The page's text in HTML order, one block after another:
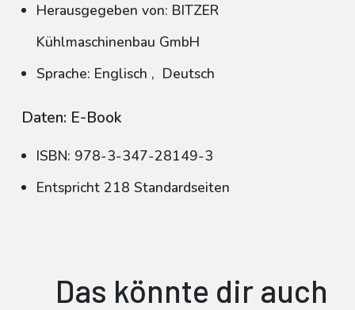
Herausgegeben von: BITZER
Kühlmaschinenbau GmbH
Sprache: Englisch , Deutsch
Daten: E-Book
ISBN: 978-3-347-28149-3
Entspricht 218 Standardseiten
Das könnte dir auch